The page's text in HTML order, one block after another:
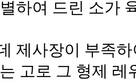
하여 드린 소가
제사장이 부족
고로 그 형제